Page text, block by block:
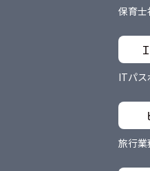
保育士
ITパス
旅行